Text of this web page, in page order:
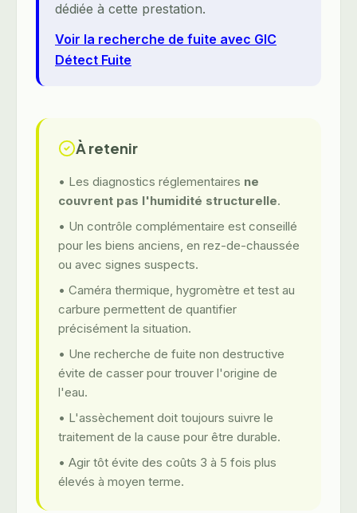
dédiée à cette prestation.
Voir la recherche de fuite avec GIC
Détect Fuite
À retenir
• Les diagnostics réglementaires ne
couvrent pas l'humidité structurelle.
• Un contrôle complémentaire est conseillé
pour les biens anciens, en rez-de-chaussée
ou avec signes suspects.
• Caméra thermique, hygromètre et test au
carbure permettent de quantifier
précisément la situation.
• Une recherche de fuite non destructive
évite de casser pour trouver l'origine de
l'eau.
• L'assèchement doit toujours suivre le
traitement de la cause pour être durable.
• Agir tôt évite des coûts 3 à 5 fois plus
élevés à moyen terme.